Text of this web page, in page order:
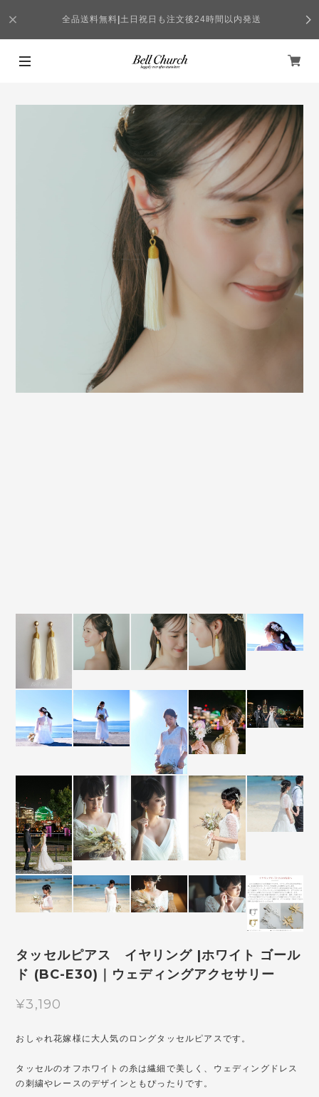
全品送料無料 土日祝日も注文後24時間以内発送
タッセルピアス イヤリング |ホワイト ゴール
ド (BC-E30)｜ウェディングアクセサリー
¥3,190
おしゃれ花嫁様に大人気のロングタッセルピアスです。
タッセルのオフホワイトの糸は繊細で美しく、ウェディングドレス
の刺繍やレースのデザインともぴったりです。